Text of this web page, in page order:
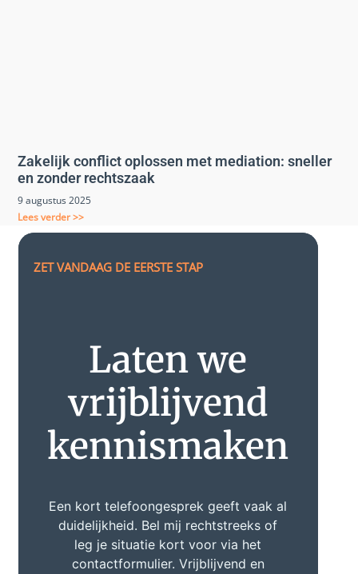
Zakelijk conflict oplossen met mediation: sneller
en zonder rechtszaak
9 augustus 2025
Lees verder >>
ZET VANDAAG DE EERSTE STAP
Laten we
vrijblijvend
kennismaken
Een kort telefoongesprek geeft vaak al
duidelijkheid. Bel mij rechtstreeks of
leg je situatie kort voor via het
contactformulier. Vrijblijvend en